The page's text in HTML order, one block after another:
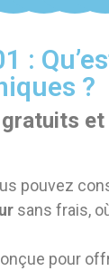
:
?
et
pouvez
sans frais,
pour